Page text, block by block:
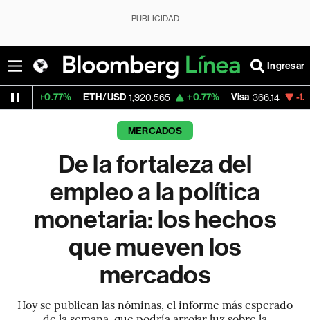
PUBLICIDAD
Ingresar
ETH/USD 1,920.565 +0.77% Visa 366.14 -1.17%
MERCADOS
De la fortaleza del
empleo a la política
monetaria: los hechos
que mueven los
mercados
Hoy se publican las nóminas, el informe más esperado